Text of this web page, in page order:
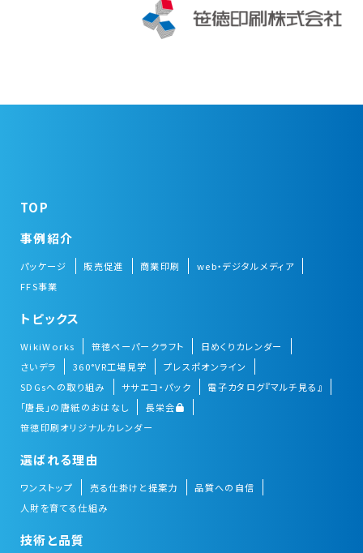
TOP
事例紹介
パッケージ 販売促進 商業印刷
web・デジタルメディア
FFS事業
トピックス
WikiWorks 笹徳ペーパークラフト
日めくりカレンダー
さいデラ
360°VR工場見学
プレスポオンライン
SDGsへの取り組み
ササエコ・パック
電子カタログ『マルチ見る』
「唐長」の唐紙のおはなし
長栄会
笹徳印刷オリジナルカレンダー
選ばれる理由
ワンストップ 売る仕掛けと提案力
品質への自信
人財を育てる仕組み
技術と品質